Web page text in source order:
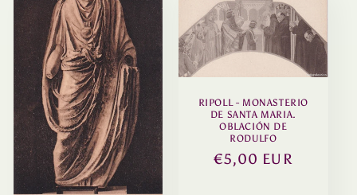
c
i
ó
n
:
RIPOLL - MONASTERIO
DE SANTA MARIA.
OBLACIÓN DE
RODULFO
Precio
€5,00 EUR